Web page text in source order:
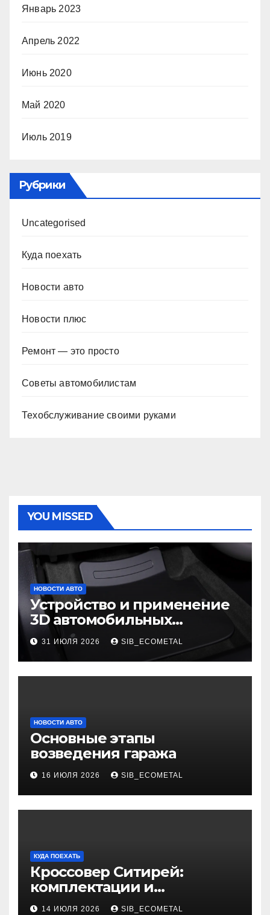
Январь 2023
Апрель 2022
Июнь 2020
Май 2020
Июль 2019
Рубрики
Uncategorised
Куда поехать
Новости авто
Новости плюс
Ремонт — это просто
Советы автомобилистам
Техобслуживание своими руками
YOU MISSED
НОВОСТИ АВТО
Устройство и применение
3D автомобильных
ковриков
31 ИЮЛЯ 2026 SIB_ECOMETAL
НОВОСТИ АВТО
Основные этапы
возведения гаража
16 ИЮЛЯ 2026 SIB_ECOMETAL
КУДА ПОЕХАТЬ
Кроссовер Ситирей:
комплектации и
характеристики
14 ИЮЛЯ 2026 SIB_ECOMETAL